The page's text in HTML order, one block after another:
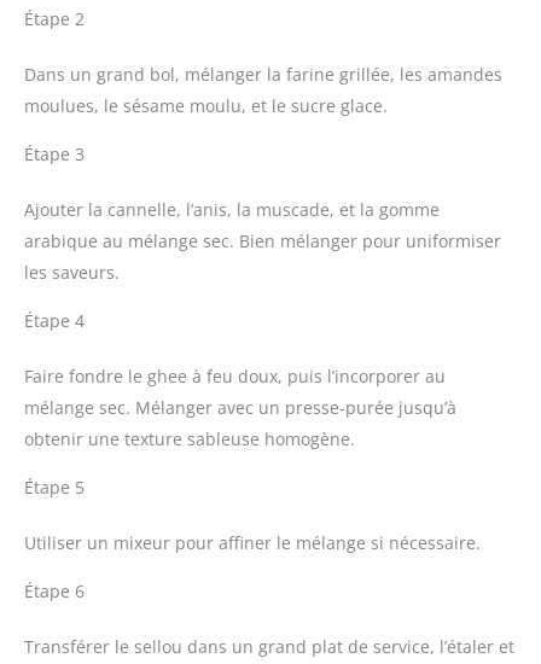
Étape 2
Dans un grand bol, mélanger la farine grillée, les amandes
moulues, le sésame moulu, et le sucre glace.
Étape 3
Ajouter la cannelle, l’anis, la muscade, et la gomme
arabique au mélange sec. Bien mélanger pour uniformiser
les saveurs.
Étape 4
Faire fondre le ghee à feu doux, puis l’incorporer au
mélange sec. Mélanger avec un presse-purée jusqu’à
obtenir une texture sableuse homogène.
Étape 5
Utiliser un mixeur pour affiner le mélange si nécessaire.
Étape 6
Transférer le sellou dans un grand plat de service, l’étaler et